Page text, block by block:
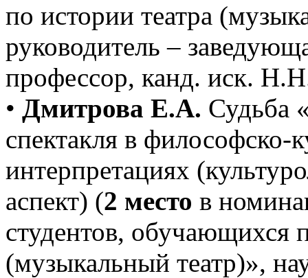
по истории театра
руководитель –
профессор, канд. иск.
• Дмитрова Е.А. Судьба
спектакля в философско-
интерпретациях
аспект) (2 место в
студентов, обучающихся
(музыкальный театр)»,